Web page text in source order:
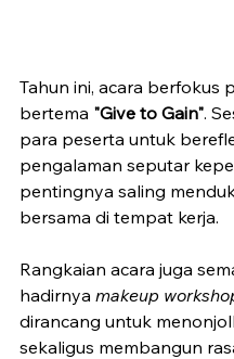
Tahun ini, acara berfokus
bertema "Give to Gain".
para peserta untuk
pengalaman seputar
pentingnya saling
bersama di tempat kerja.
Rangkaian acara juga
hadirnya makeup
dirancang untuk
sekaligus membangun